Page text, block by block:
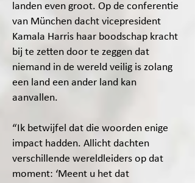
landen even groot. Op de conferentie
van München dacht vicepresident
Kamala Harris haar boodschap kracht
bij te zetten door te zeggen dat
niemand in de wereld veilig is zolang
een land een ander land kan
aanvallen.
“Ik betwijfel dat die woorden enige
impact hadden. Allicht dachten
verschillende wereldleiders op dat
moment: ‘Meent u het dat